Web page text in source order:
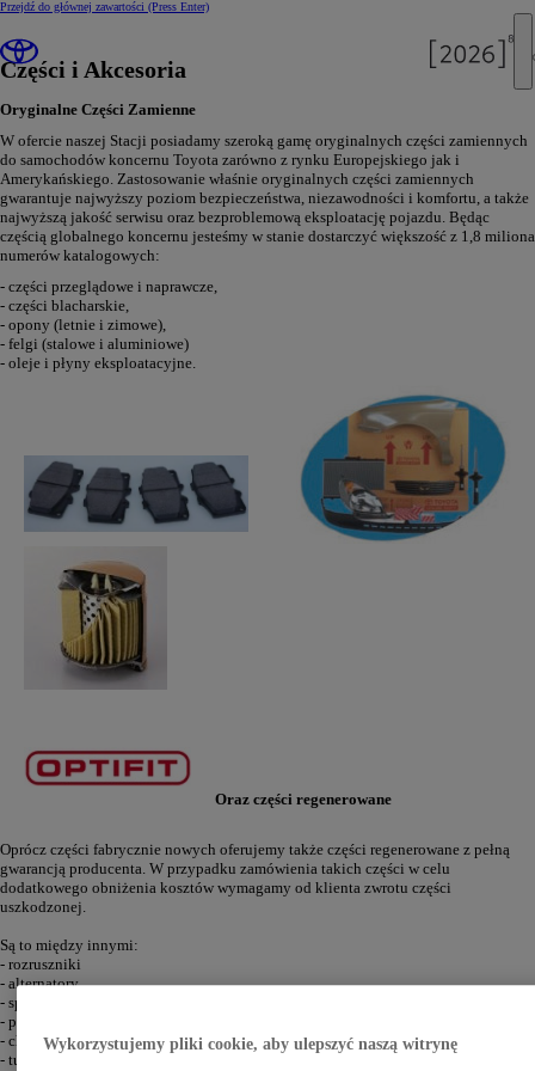
Przejdź do głównej zawartości (Press Enter)
Części i Akcesoria
Oryginalne Części Zamienne
W ofercie naszej Stacji posiadamy szeroką gamę oryginalnych części zamiennych
do samochodów koncernu Toyota zarówno z rynku Europejskiego jak i
Amerykańskiego. Zastosowanie właśnie oryginalnych części zamiennych
gwarantuje najwyższy poziom bezpieczeństwa, niezawodności i komfortu, a także
najwyższą jakość serwisu oraz bezproblemową eksploatację pojazdu. Będąc
częścią globalnego koncernu jesteśmy w stanie dostarczyć większość z 1,8 miliona
numerów katalogowych:
- części przeglądowe i naprawcze,
- części blacharskie,
- opony (letnie i zimowe),
- felgi (stalowe i aluminiowe)
- oleje i płyny eksploatacyjne.
Oraz części regenerowane
Oprócz części fabrycznie nowych oferujemy także części regenerowane z pełną
gwarancją producenta. W przypadku zamówienia takich części w celu
dodatkowego obniżenia kosztów wymagamy od klienta zwrotu części
uszkodzonej.
Są to między innymi:
- rozruszniki
- alternatory
- sprężarki klimatyzacji
- przekładnie kierownicze
- chłodnice cieczy
- turbosprężarki
Wykorzystujemy pliki cookie, aby ulepszyć naszą witrynę